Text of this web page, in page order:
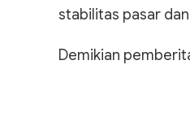
stabilitas pasar
Demikian